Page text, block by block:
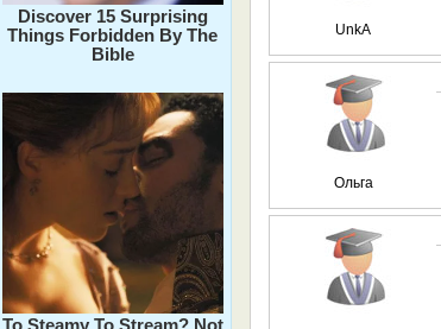
Discover 15 Surprising
Things Forbidden By The
Bible
To Steamy To Stream? Not
UnkA
Ольга